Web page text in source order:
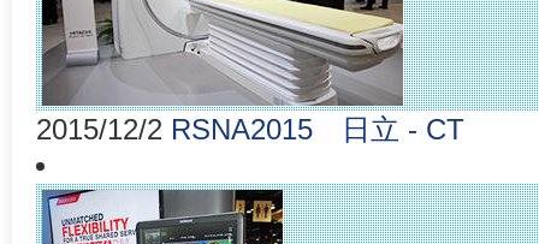
2015/12/2 RSNA2015 日立 - CT